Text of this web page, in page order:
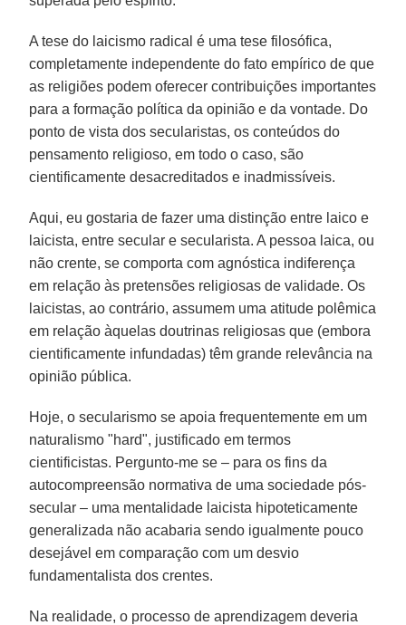
A tese do laicismo radical é uma tese filosófica,
completamente independente do fato empírico de que
as religiões podem oferecer contribuições importantes
para a formação política da opinião e da vontade. Do
ponto de vista dos secularistas, os conteúdos do
pensamento religioso, em todo o caso, são
cientificamente desacreditados e inadmissíveis.
Aqui, eu gostaria de fazer uma distinção entre laico e
laicista, entre secular e secularista. A pessoa laica, ou
não crente, se comporta com agnóstica indiferença
em relação às pretensões religiosas de validade. Os
laicistas, ao contrário, assumem uma atitude polêmica
em relação àquelas doutrinas religiosas que (embora
cientificamente infundadas) têm grande relevância na
opinião pública.
Hoje, o secularismo se apoia frequentemente em um
naturalismo "hard", justificado em termos
cientificistas. Pergunto-me se – para os fins da
autocompreensão normativa de uma sociedade pós-
secular – uma mentalidade laicista hipoteticamente
generalizada não acabaria sendo igualmente pouco
desejável em comparação com um desvio
fundamentalista dos crentes.
Na realidade, o processo de aprendizagem deveria